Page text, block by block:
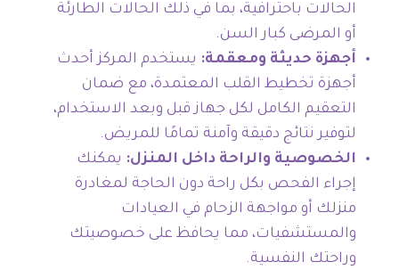
الحالات باحترافية، بما في ذلك الحالات الطارئة
أو المرضى كبار السن.
أجهزة حديثة ومعقمة: يستخدم المركز أحدث
أجهزة تخطيط القلب المعتمدة، مع ضمان
التعقيم الكامل لكل جهاز قبل وبعد الاستخدام،
لتوفير نتائج دقيقة وآمنة تمامًا للمريض.
الخصوصية والراحة داخل المنزل: يمكنك
إجراء الفحص بكل راحة دون الحاجة لمغادرة
منزلك أو مواجهة الزحام في العيادات
والمستشفيات، مما يحافظ على خصوصيتك
وراحتك النفسية.